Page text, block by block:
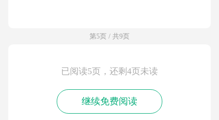
第5页 / 共9页
已阅读5页，还剩4页未读
继续免费阅读